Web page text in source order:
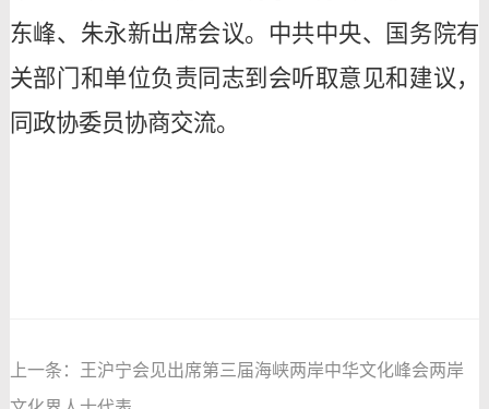
东峰、朱永新出席会议。中共中央、国务院有
关部门和单位负责同志到会听取意见和建议，
同政协委员协商交流。
上一条：
王沪宁会见出席第三届海峡两岸中华文化峰会两岸